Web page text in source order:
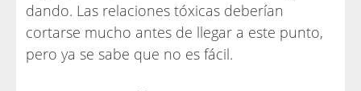
dando. Las relaciones tóxicas deberían
cortarse mucho antes de llegar a este punto,
pero ya se sabe que no es fácil.